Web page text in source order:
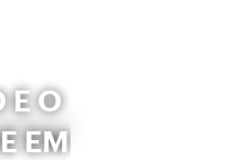
E O
EM